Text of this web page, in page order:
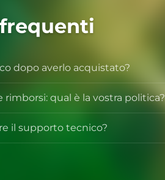
dopo averlo acquistato?
qual è la vostra politica?
il supporto tecnico?